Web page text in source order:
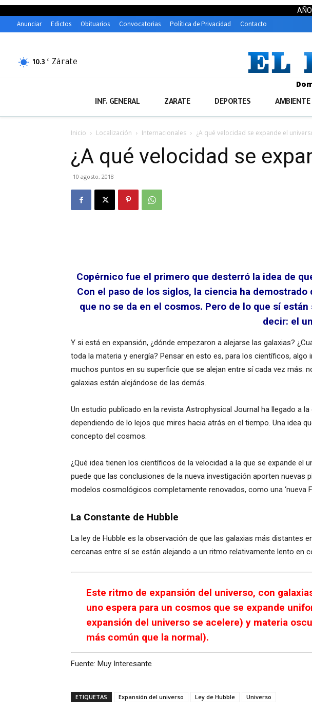
Anunciar Edictos Obituarios Convocatorias Política de Privacidad Contacto
10.3 C Zárate
INF. GENERAL ZARATE DEPORTES AMBIENTE
Inicio Localización Internacionales ¿A qué velocidad se expande el
¿A qué velocidad se
10 agosto, 2018
Copérnico fue el primero que desterró la idea de
Con el paso de los siglos, la ciencia ha
que no se da en el cosmos. Pero de lo que sí
decir: el
Y si está en expansión, ¿dónde empezaron a alejarse las galaxias?
toda la materia y energía? Pensar en esto es, para los científicos,
muchos puntos en su superficie que se alejan entre sí cada vez más:
galaxias están alejándose de las demás.
Un estudio publicado en la revista Astrophysical Journal ha llegado a
dependiendo de lo lejos que mires hacia atrás en el tiempo. Una idea
concepto del cosmos.
¿Qué idea tienen los científicos de la velocidad a la que se expande
puede que las conclusiones de la nueva investigación aporten
modelos cosmológicos completamente renovados, como una ‘nueva
La Constante de Hubble
La ley de Hubble es la observación de que las galaxias más distantes
cercanas entre sí se están alejando a un ritmo relativamente lento en
Este ritmo de expansión del universo, con
uno espera para un cosmos que se expande
expansión del universo se acelere) y materia
más común que la normal).
Fuente: Muy Interesante
ETIQUETAS Expansión del universo Ley de Hubble Universo